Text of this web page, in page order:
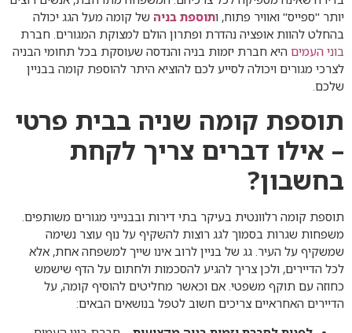
יותר "ספייס" ואוויר פתוח, ותוספת בניה של קומה מעל הגג יכולה
בהחלט להוות אופציה נהדרת ופתרון הולם למצוקת המגורים. חברת
בוני העמים היא חברת יזמות בניה והנדסה שעוסקת בכל תחומי הבניה
לצרכי מגורים ויכולה לסייע לכם להוציא היתר להוספת קומה בבניין
שלכם.
תוספת קומה שניה בבית פרטי
– אילו דברים צריך לקחת
בחשבון?
תוספת קומה רלוונטית בעיקר בתי דירות ובבנייני מגורים משותפים.
משפחות שגרות בסמוך לגג רוצות להשקיף על נוף עוצר נשימה
שמשקיף על העיר. גג של בניין לרוב אינו שייך למשפחה אחת, אלא
לכל הדיירים, ולכן צריך להגיע להסכמות ולחתום על הדף שישמש
כחוזה עם תוקף משפטי. אם וכאשר מחליטים להוסיף קומה, על
הדיירים האחראיים צריכים חשוב לטפל בנושאים הבאים: